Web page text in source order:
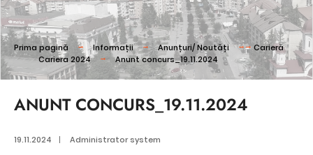
Prima pagină Informații Anunțuri/ Noutăți
Carieră
Cariera 2024
Anunt concurs_19.11.2024
ANUNT CONCURS_19.11.2024
19.11.2024 | Administrator system